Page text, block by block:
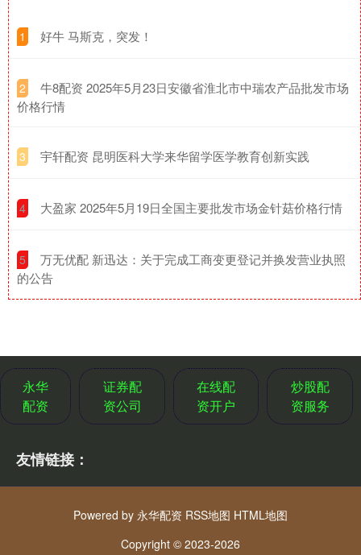
1 ​好牛 马斯克，突发！
2
​牛8配资 2025年5月23日安徽省淮北市中瑞农产品批发市场
价格行情
3 ​宇轩配资 昆明医科大学来华留学医学教育创新实践
4 ​大盈家 2025年5月19日全国主要批发市场金针菇价格行情
5
​万无优配 新迅达：关于完成工商变更登记并换发营业执照
的公告
永华
配资
证券配
资公司
在线配
资开户
炒股配
资服务
友情链接：
Powered by 永华配资 RSS地图 HTML地图
Copyright © 2023-2026